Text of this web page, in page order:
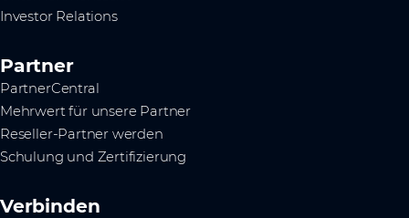
Investor Relations
Partner
PartnerCentral
Mehrwert für unsere Partner
Reseller-Partner werden
Schulung und Zertifizierung
Verbinden